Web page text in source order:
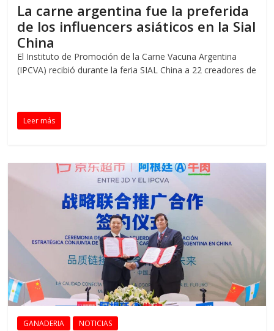
La carne argentina fue la preferida
de los influencers asiáticos en la Sial
China
El Instituto de Promoción de la Carne Vacuna Argentina
(IPCVA) recibió durante la feria SIAL China a 22 creadores de
Leer más
GANADERIA NOTICIAS